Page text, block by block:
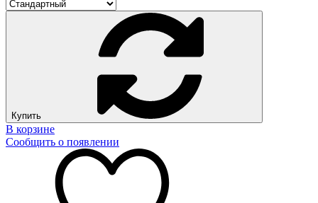
Купить
В корзине
Сообщить о появлении